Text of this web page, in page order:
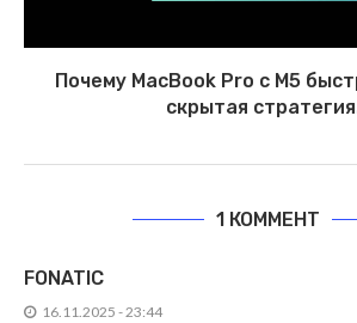
Почему MacBook Pro с M5
скрытая
1 КОММЕНТ
FONATIC
16.11.2025 - 23:44